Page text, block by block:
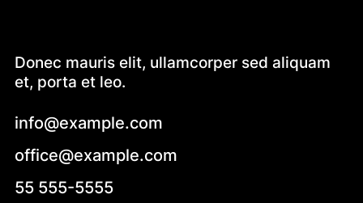
Donec mauris elit, ullamcorper sed aliquam
et, porta et leo.
info@example.com
office@example.com
55 555-5555